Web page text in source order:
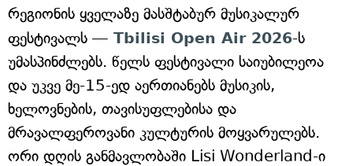
რეგიონის ყველაზე მასშტაბურ მუსიკალურ
ფესტივალს — Tbilisi Open Air 2026-ს
უმასპინძლებს. წელს ფესტივალი საიუბილეოა
და უკვე მე-15-ედ აერთიანებს მუსიკის,
ხელოვნების, თავისუფლებისა და
მრავალფეროვანი კულტურის მოყვარულებს.
ორი დღის განმავლობაში Lisi Wonderland-ი